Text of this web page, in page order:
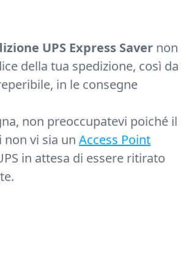
UPS Express Saver non
della tua spedizione, così da
in le consegne
non preoccupatevi poiché il
vi sia un Access Point
in attesa di essere ritirato